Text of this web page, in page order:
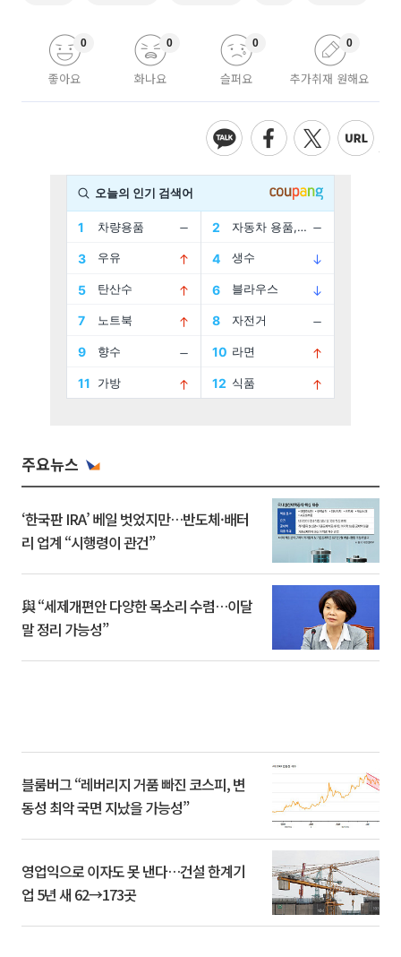
좋아요
0
화나요
0
슬퍼요
0
추가취재 원해요
0
주요뉴스
‘한국판 IRA’ 베일 벗었지만…반도체·배터
리 업계 “시행령이 관건”
與 “세제개편안 다양한 목소리 수렴…이달
말 정리 가능성”
블룸버그 “레버리지 거품 빠진 코스피, 변
동성 최악 국면 지났을 가능성”
영업익으로 이자도 못 낸다…건설 한계기
업 5년 새 62→173곳